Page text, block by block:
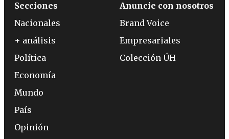
Secciones
Nacionales
+ análisis
Política
Economía
Mundo
País
Opinión
Anuncie con nosotros
Brand Voice
Empresariales
Colección ÚH